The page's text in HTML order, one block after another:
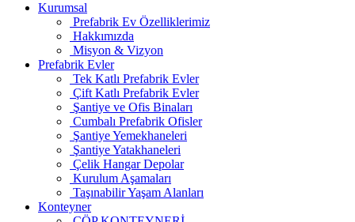
Kurumsal
Prefabrik Ev Özelliklerimiz
Hakkımızda
Misyon & Vizyon
Prefabrik Evler
Tek Katlı Prefabrik Evler
Çift Katlı Prefabrik Evler
Şantiye ve Ofis Binaları
Cumbalı Prefabrik Ofisler
Şantiye Yemekhaneleri
Şantiye Yatakhaneleri
Çelik Hangar Depolar
Kurulum Aşamaları
Taşınabilir Yaşam Alanları
Konteyner